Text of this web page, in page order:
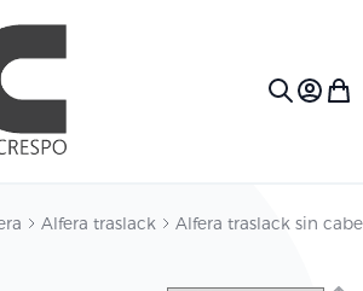
Mi
Alfera traslack Alfera traslack sin